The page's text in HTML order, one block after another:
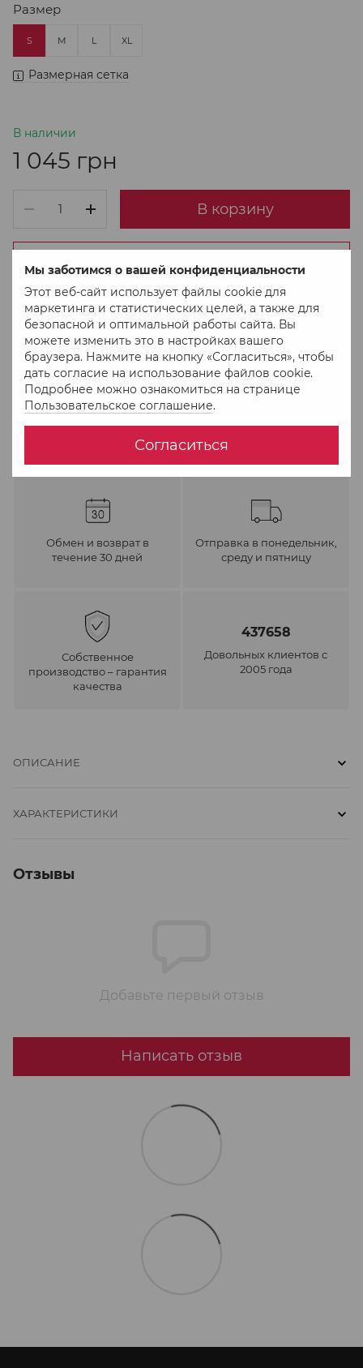
Мы заботимся о вашей конфиденциальности
Этот веб-сайт использует файлы cookie для
маркетинга и статистических целей, а также для
безопасной и оптимальной работы сайта. Вы
можете изменить это в настройках вашего
браузера. Нажмите на кнопку «Согласиться», чтобы
дать согласие на использование файлов cookie.
Подробнее можно ознакомиться на странице
Пользовательское соглашение.
Согласиться
Размер
S M L XL
Размерная сетка
В наличии
1 045 грн
В корзину
В избранное К сравнению
Обмен и возврат в
течение 30 дней
Отправка в понедельник,
среду и пятницу
Собственное
производство – гарантия
качества
437658
Довольных клиентов с
2005 года
ОПИСАНИЕ
ХАРАКТЕРИСТИКИ
Отзывы
Добавьте первый отзыв
Написать отзыв